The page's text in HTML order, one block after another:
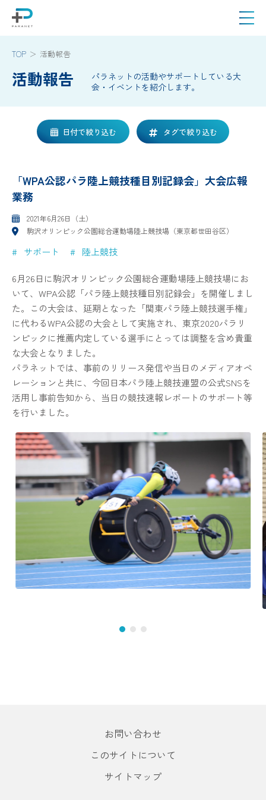
TOP 活動報告
活動報告
パラネットの活動やサポートしている大
会・イベントを紹介します。
日付で絞り込む タグで絞り込む
「WPA公認パラ陸上競技種目別記録会」大会広報
業務
2021年6月26日（土）
駒沢オリンピック公園総合運動場陸上競技場（東京都世田谷区）
サポート 陸上競技
6月26日に駒沢オリンピック公園総合運動場陸上競技場にお
いて、WPA公認「パラ陸上競技種目別記録会」を開催しまし
た。この大会は、延期となった「関東パラ陸上競技選手権」
に代わるWPA公認の大会として実施され、東京2020パラリ
ンピックに推薦内定している選手にとっては調整を含め貴重
な大会となりました。
パラネットでは、事前のリリース発信や当日のメディアオペ
レーションと共に、今回日本パラ陸上競技連盟の公式SNSを
活用し事前告知から、当日の競技速報レポートのサポート等
を行いました。
お問い合わせ
このサイトについて
サイトマップ